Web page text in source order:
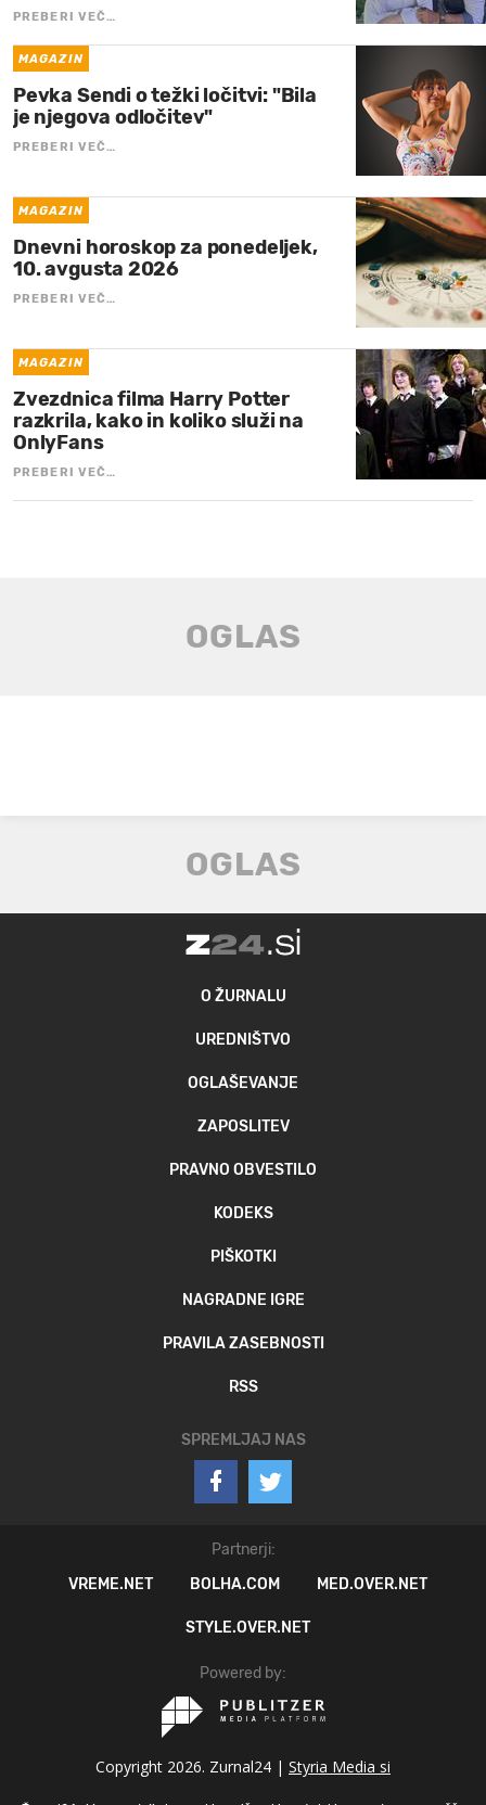
PREBERI VEČ…
MAGAZIN
Pevka Sendi o težki ločitvi: "Bila
je njegova odločitev"
PREBERI VEČ…
MAGAZIN
Dnevni horoskop za ponedeljek,
10. avgusta 2026
PREBERI VEČ…
MAGAZIN
Zvezdnica filma Harry Potter
razkrila, kako in koliko služi na
OnlyFans
PREBERI VEČ…
O ŽURNALU
UREDNIŠTVO
OGLAŠEVANJE
ZAPOSLITEV
PRAVNO OBVESTILO
KODEKS
PIŠKOTKI
NAGRADNE IGRE
PRAVILA ZASEBNOSTI
RSS
SPREMLJAJ NAS
Partnerji:
VREME.NET
BOLHA.COM MED.OVER.NET
STYLE.OVER.NET
Powered by:
Copyright 2026. Zurnal24 | Styria Media si